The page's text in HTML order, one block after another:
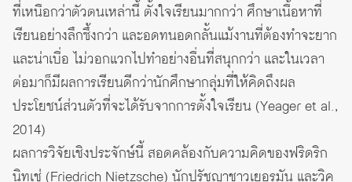
ที่เหนือกว่าตัวตนเหล่านี้ ตั้งใจเรียนมากกว่า ศึกษาเนื้อหาที่
เรียนอย่างลึกซึ้งกว่า และอดทนอดกลั้นแม้งานที่ต้องทำจะยาก
และน่าเบื่อ ไม่วอกแวกไปทำอย่างอื่นที่สนุกกว่า และในเวลา
ต่อมาก็มีผลการเรียนดีกว่านักศึกษากลุ่มที่ให้คิดถึงผล
ประโยชน์ส่วนตัวที่จะได้รับจากการตั้งใจเรียน (Yeager et al.,
2014)
ผลการวิจัยเชิงประจักษ์นี้ สอดคล้องกับความคิดของฟริดริก
นิทเช่ (Friedrich Nietzsche) นักปรัชญาชาวเยอรมัน และวิค